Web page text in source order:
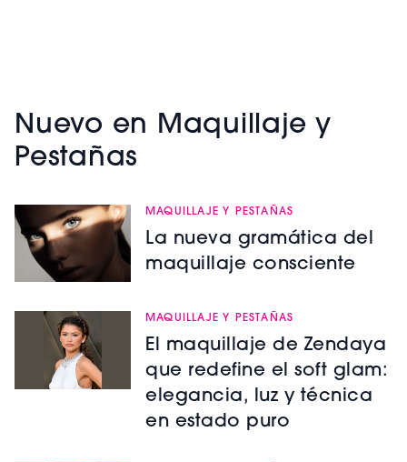
Nuevo en Maquillaje y
Pestañas
MAQUILLAJE Y PESTAÑAS
La nueva gramática del
maquillaje consciente
MAQUILLAJE Y PESTAÑAS
El maquillaje de Zendaya
que redefine el soft glam:
elegancia, luz y técnica
en estado puro